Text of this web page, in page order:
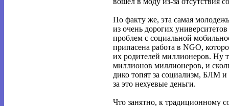
По факту же, эта самая
из очень дорогих
проблем с социальной
припасена работа в NGO,
их родителей миллионеров. Ну
миллионов миллионеров, и
дико топят за социализм, БЛМ и
за это нехуевые деньги.
Что занятно, к традиционному